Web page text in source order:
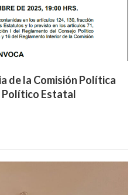
de la Comisión Política
Político Estatal